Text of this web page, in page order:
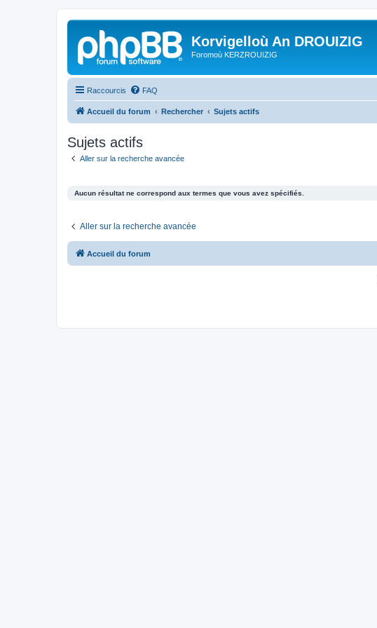
Korvigelloù An DROUIZIG
Foromoù KERZROUIZIG
Raccourcis FAQ
Accueil du forum Rechercher Sujets actifs
Sujets actifs
Aller sur la recherche avancée
Aucun résultat ne correspond aux termes que vous avez spécifiés.
Aller sur la recherche avancée
Accueil du forum